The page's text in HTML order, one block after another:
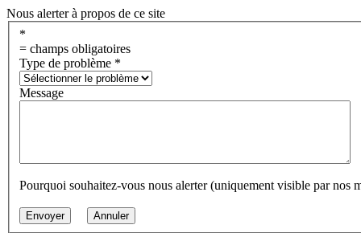
Nous alerter à propos de ce site
*
= champs obligatoires
Type de problème *
Message
Pourquoi souhaitez-vous nous alerter (uniquement visible par nos